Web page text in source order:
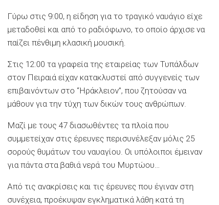
Γύρω στις 9:00, η είδηση για το τραγικό ναυάγιο είχε
μεταδοθεί και από το ραδιόφωνο, το οποίο άρχισε να
παίζει πένθιμη κλασική μουσική.
Στις 12:00 τα γραφεία της εταιρείας των Τυπάλδων
στον Πειραιά είχαν κατακλυστεί από συγγενείς των
επιβαινόντων στο “Ηράκλειον”, που ζητούσαν να
μάθουν για την τύχη των δικών τους ανθρώπων.
Μαζί με τους 47 διασωθέντες τα πλοία που
συμμετείχαν στις έρευνες περισυνέλεξαν μόλις 25
σορούς θυμάτων του ναυαγίου. Οι υπόλοιποι έμειναν
για πάντα στα βαθιά νερά του Μυρτώου…
Από τις ανακρίσεις και τις έρευνες που έγιναν στη
συνέχεια, προέκυψαν εγκληματικά λάθη κατά τη